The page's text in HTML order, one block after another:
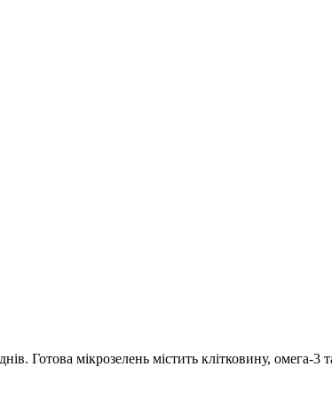
Готова мікрозелень містить клітковину, омега-3